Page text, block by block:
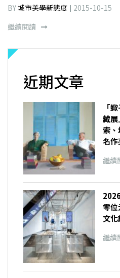
BY城市美學新態度
2015-10-15
繼續閱讀
近期文章
「
藏
索
名作
繼續
零
文化
繼續